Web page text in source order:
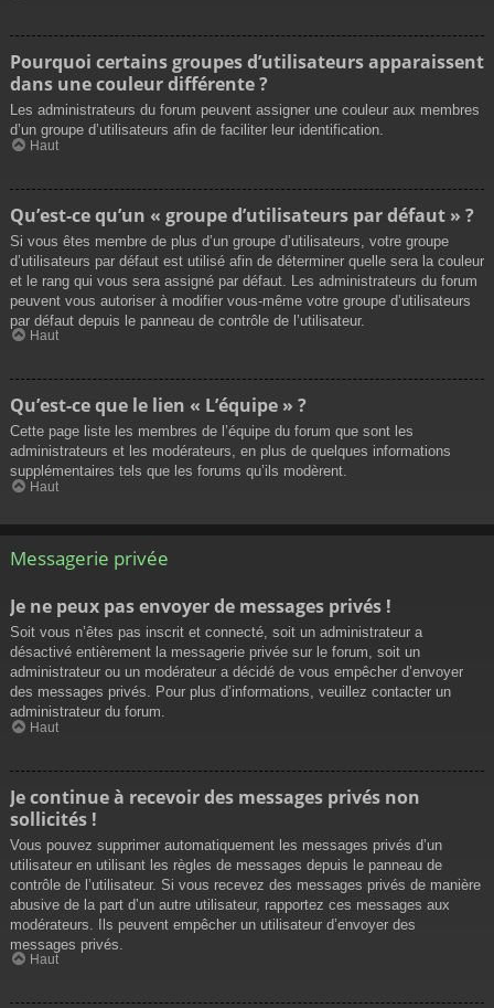
Pourquoi certains groupes d’utilisateurs apparaissent
dans une couleur différente ?
Les administrateurs du forum peuvent assigner une couleur aux membres
d’un groupe d’utilisateurs afin de faciliter leur identification.
Haut
Qu’est-ce qu’un « groupe d’utilisateurs par défaut » ?
Si vous êtes membre de plus d’un groupe d’utilisateurs, votre groupe
d’utilisateurs par défaut est utilisé afin de déterminer quelle sera la couleur
et le rang qui vous sera assigné par défaut. Les administrateurs du forum
peuvent vous autoriser à modifier vous-même votre groupe d’utilisateurs
par défaut depuis le panneau de contrôle de l’utilisateur.
Haut
Qu’est-ce que le lien « L’équipe » ?
Cette page liste les membres de l’équipe du forum que sont les
administrateurs et les modérateurs, en plus de quelques informations
supplémentaires tels que les forums qu’ils modèrent.
Haut
Messagerie privée
Je ne peux pas envoyer de messages privés !
Soit vous n’êtes pas inscrit et connecté, soit un administrateur a
désactivé entièrement la messagerie privée sur le forum, soit un
administrateur ou un modérateur a décidé de vous empêcher d’envoyer
des messages privés. Pour plus d’informations, veuillez contacter un
administrateur du forum.
Haut
Je continue à recevoir des messages privés non
sollicités !
Vous pouvez supprimer automatiquement les messages privés d’un
utilisateur en utilisant les règles de messages depuis le panneau de
contrôle de l’utilisateur. Si vous recevez des messages privés de manière
abusive de la part d’un autre utilisateur, rapportez ces messages aux
modérateurs. Ils peuvent empêcher un utilisateur d’envoyer des
messages privés.
Haut